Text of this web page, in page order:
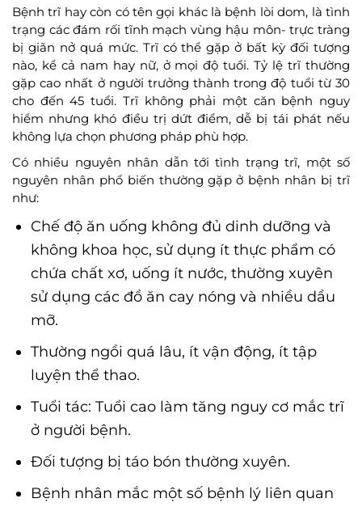
Bệnh trĩ hay còn có tên gọi khác là bệnh lòi dom, là tình
trạng các đám rối tĩnh mạch vùng hậu môn- trực tràng
bị giãn nở quá mức. Trĩ có thể gặp ở bất kỳ đối tượng
nào, kể cả nam hay nữ, ở mọi độ tuổi. Tỷ lệ trĩ thường
gặp cao nhất ở người trưởng thành trong độ tuổi từ 30
cho đến 45 tuổi. Trĩ không phải một căn bệnh nguy
hiểm nhưng khó điều trị dứt điểm, dễ bị tái phát nếu
không lựa chọn phương pháp phù hợp.
Có nhiều nguyên nhân dẫn tới tình trạng trĩ, một số
nguyên nhân phổ biến thường gặp ở bệnh nhân bị trĩ
như:
Chế độ ăn uống không đủ dinh dưỡng và
không khoa học, sử dụng ít thực phẩm có
chứa chất xơ, uống ít nước, thường xuyên
sử dụng các đồ ăn cay nóng và nhiều dầu
mỡ.
Thường ngồi quá lâu, ít vận động, ít tập
luyện thể thao.
Tuổi tác: Tuổi cao làm tăng nguy cơ mắc trĩ
ở người bệnh.
Đối tượng bị táo bón thường xuyên.
Bệnh nhân mắc một số bệnh lý liên quan